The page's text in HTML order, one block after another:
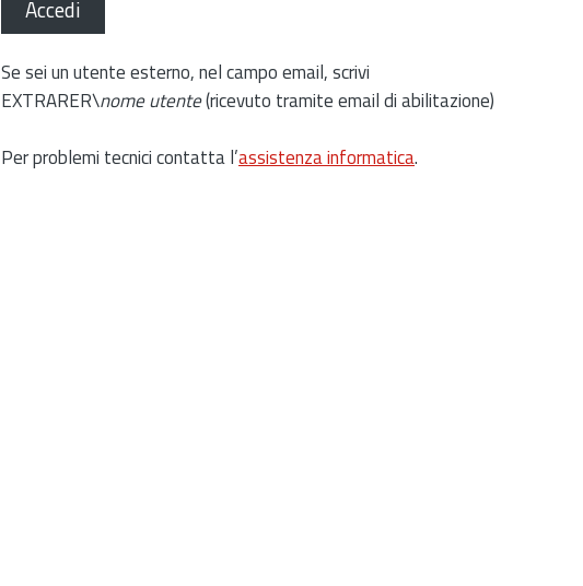
Accedi
Se sei un utente esterno, nel campo email, scrivi
EXTRARER\nome utente(ricevuto tramite email di abilitazione)
Per problemi tecnici contatta l’assistenza informatica.